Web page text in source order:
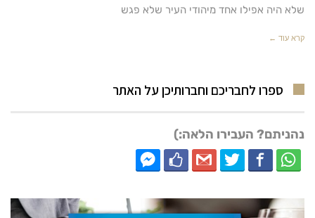
שלא היה אפילו אחד מיהודי העיר שלא פגש
קרא עוד ←
ספרו לחבריכם וחברותיכן על האתר
נהניתם? העבירו הלאה:)